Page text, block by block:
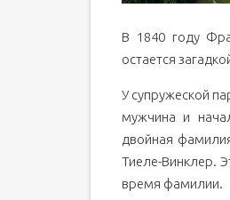
В 1840 году
остается
У супружеской
мужчина и
двойная
Тиеле-Винклер.
время фамилии.